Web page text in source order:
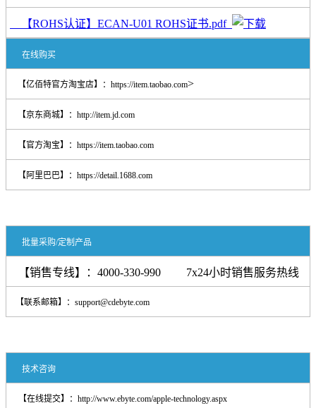
【ROHS认证】ECAN-U01 ROHS证书.pdf
在线购买
【亿佰特官方淘宝店】： https://item.taobao.com>
【京东商城】： http://item.jd.com
【官方淘宝】： https://item.taobao.com
【阿里巴巴】： https://detail.1688.com
批量采购/定制产品
【销售专线】：4000-330-990 7x24小时销售服务热线
【联系邮箱】：support@cdebyte.com
技术咨询
【在线提交】： http://www.ebyte.com/apple-technology.aspx